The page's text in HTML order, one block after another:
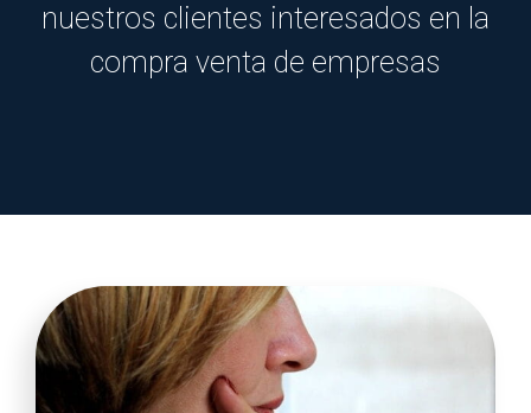
nuestros clientes interesados en la
compra venta de empresas